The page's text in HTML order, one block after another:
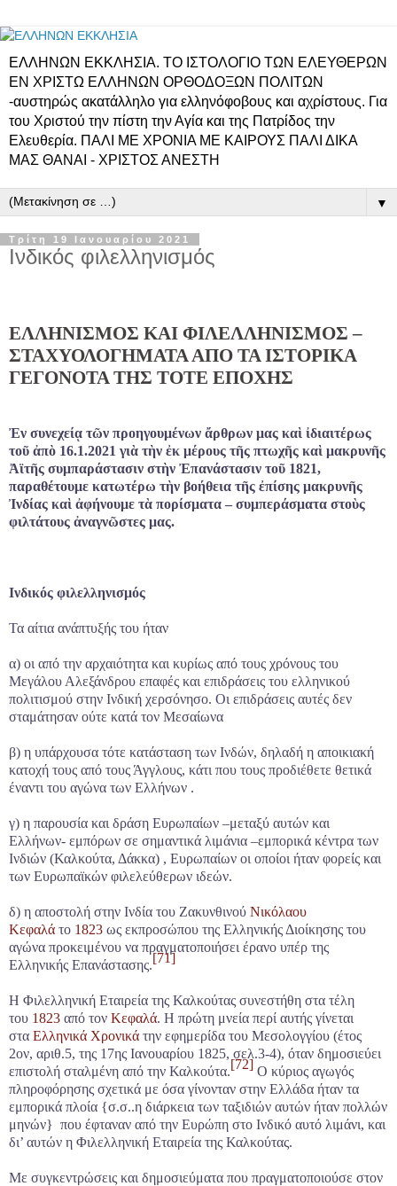
ΕΛΛΗΝΩΝ ΕΚΚΛΗΣΙΑ. ΤΟ ΙΣΤΟΛΟΓΙΟ ΤΩΝ ΕΛΕΥΘΕΡΩΝ
ΕΝ ΧΡΙΣΤΩ ΕΛΛΗΝΩΝ ΟΡΘΟΔΟΞΩΝ ΠΟΛΙΤΩΝ
-αυστηρώς ακατάλληλο για ελληνόφοβους και αχρίστους. Για
του Χριστού την πίστη την Αγία και της Πατρίδος την
Ελευθερία. ΠΑΛΙ ΜΕ ΧΡΟΝΙΑ ΜΕ ΚΑΙΡΟΥΣ ΠΑΛΙ ΔΙΚΑ
ΜΑΣ ΘΑΝΑΙ - ΧΡΙΣΤΟΣ ΑΝΕΣΤΗ
▼
Τρίτη 19 Ιανουαρίου 2021
Ινδικός φιλελληνισμός
ΕΛΛΗΝΙΣΜΟΣ ΚΑΙ ΦΙΛΕΛΛΗΝΙΣΜΟΣ –
ΣΤΑΧΥΟΛΟΓΗΜΑΤΑ ΑΠΟ ΤΑ ΙΣΤΟΡΙΚΑ
ΓΕΓΟΝΟΤΑ ΤΗΣ ΤΟΤΕ ΕΠΟΧΗΣ
Ἐν συνεχείᾳ τῶν προηγουμένων ἄρθρων μας καὶ ἰδιαιτέρως
τοῦ ἀπὸ 16.1.2021 γιὰ τὴν ἐκ μέρους τῆς πτωχῆς καὶ μακρυνῆς
Ἀϊτῆς συμπαράστασιν στὴν Ἐπανάστασιν τοῦ 1821,
παραθέτουμε κατωτέρω τὴν βοήθεια τῆς ἐπίσης μακρυνῆς
Ἰνδίας καὶ ἀφήνουμε τὰ πορίσματα – συμπεράσματα στοὺς
φιλτάτους ἀναγνῶστες μας.
Ινδικός φιλελληνισμός
Τα αίτια ανάπτυξής του ήταν
α) οι από την αρχαιότητα και κυρίως από τους χρόνους του
Μεγάλου Αλεξάνδρου επαφές και επιδράσεις του ελληνικού
πολιτισμού στην Ινδική χερσόνησο. Οι επιδράσεις αυτές δεν
σταμάτησαν ούτε κατά τον Μεσαίωνα
β) η υπάρχουσα τότε κατάσταση των Ινδών, δηλαδή η αποικιακή
κατοχή τους από τους Άγγλους, κάτι που τους προδιέθετε θετικά
έναντι του αγώνα των Ελλήνων .
γ) η παρουσία και δράση Ευρωπαίων –μεταξύ αυτών και
Ελλήνων- εμπόρων σε σημαντικά λιμάνια –εμπορικά κέντρα των
Ινδιών (Καλκούτα, Δάκκα) , Ευρωπαίων οι οποίοι ήταν φορείς και
των Ευρωπαϊκών φιλελεύθερων ιδεών.
δ) η αποστολή στην Ινδία του Ζακυνθινού Νικόλαου
Κεφαλά το 1823 ως εκπροσώπου της Ελληνικής Διοίκησης του
αγώνα προκειμένου να πραγματοποιήσει έρανο υπέρ της
Ελληνικής Επανάστασης.[71]
Η Φιλελληνική Εταιρεία της Καλκούτας συνεστήθη στα τέλη
του 1823 από τον Κεφαλά. Η πρώτη μνεία περί αυτής γίνεται
στα Ελληνικά Χρονικά την εφημερίδα του Μεσολογγίου (έτος
2ον, αριθ.5, της 17ης Ιανουαρίου 1825, σελ.3-4), όταν δημοσιεύει
επιστολή σταλμένη από την Καλκούτα.[72] Ο κύριος αγωγός
πληροφόρησης σχετικά με όσα γίνονταν στην Ελλάδα ήταν τα
εμπορικά πλοία {σ.σ..η διάρκεια των ταξιδιών αυτών ήταν πολλών
μηνών} που έφταναν από την Ευρώπη στο Ινδικό αυτό λιμάνι, και
δι’ αυτών η Φιλελληνική Εταιρεία της Καλκούτας.
Με συγκεντρώσεις και δημοσιεύματα που πραγματοποιούσε στον